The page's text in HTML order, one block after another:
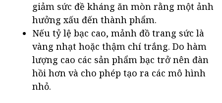
giảm sức đề kháng ăn mòn rằng một ảnh
hưởng xấu đến thành phẩm.
Nếu tỷ lệ bạc cao, mảnh đồ trang sức là
vàng nhạt hoặc thậm chí trắng. Do hàm
lượng cao các sản phẩm bạc trở nên đàn
hồi hơn và cho phép tạo ra các mô hình
nhỏ.